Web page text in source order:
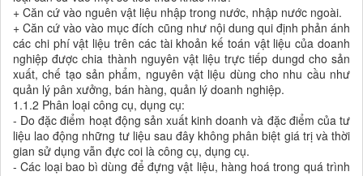
+ Căn cứ vào nguên vật liệu nhập trong nước, nhập nước ngoài.
+ Căn cứ vào vào mục đích cũng như nội dung qui định phản ánh
các chi phí vật liệu trên các tài khoản kế toán vật liệu của doanh
nghiệp được chia thành nguyên vật liệu trực tiếp dungd cho sản
xuất, chế tạo sản phẩm, nguyên vật liệu dùng cho nhu cầu như
quản lý pân xưởng, bán hàng, quản lý doanh nghiệp.
1.1.2 Phân loại công cụ, dụng cụ:
- Do đặc điểm hoạt động sản xuất kinh doanh và đặc điểm của tư
liệu lao động những tư liệu sau đây không phân biệt giá trị và thời
gian sử dụng vẫn đực coi là công cụ, dụng cụ.
- Các loại bao bì dùng để đựng vật liệu, hàng hoá trong quá trình